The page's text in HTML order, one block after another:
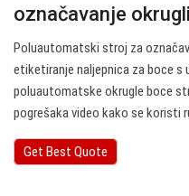
označavanje
Poluautomatski stroj za
etiketiranje naljepnica za boce s
poluautomatske okrugle boce
pogrešaka video kako se koristi
Get Best Quote